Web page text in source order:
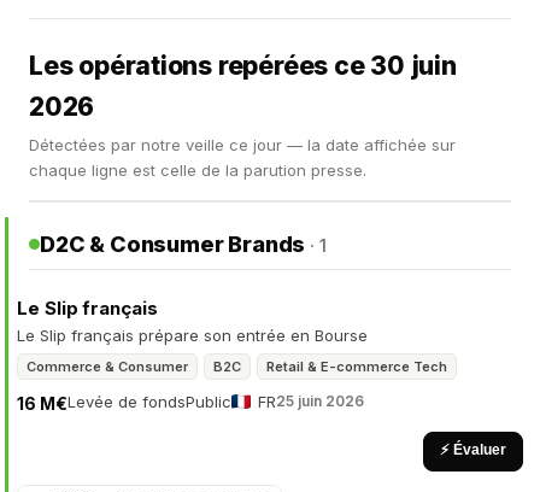
Les opérations repérées ce 30 juin
2026
Détectées par notre veille ce jour — la date affichée sur
chaque ligne est celle de la parution presse.
D2C & Consumer Brands · 1
Le Slip français
Le Slip français prépare son entrée en Bourse
Commerce & Consumer B2C Retail & E-commerce Tech
Levée de fonds
16 M€ Public FR25 juin 2026
⚡ Évaluer